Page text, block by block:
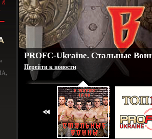
PROFC-Ukraine. Cтальные
Перейти к новости.